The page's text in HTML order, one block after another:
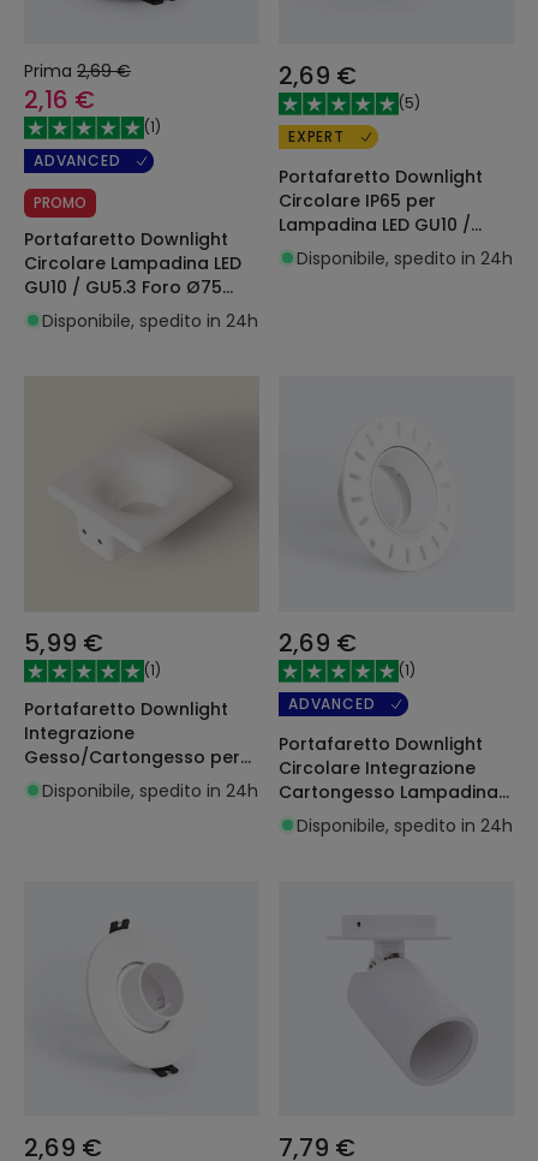
Prima 2,69 €
2,16 €
(1)
ADVANCED
PROMO
Portafaretto Downlight
Circolare Lampadina LED
GU10 / GU5.3 Foro Ø75
mm Suefix
Disponibile, spedito in 24h
2,69 €
(5)
EXPERT
Portafaretto Downlight
Circolare IP65 per
Lampadina LED GU10 /
GU5.3 Foro Ø75 mm Minus
Disponibile, spedito in 24h
5,99 €
(1)
Portafaretto Downlight
Integrazione
Gesso/Cartongesso per
Lampadina LED GU10 /
GU5.3 Foro 120x120 mm
Disponibile, spedito in 24h
2,69 €
(1)
ADVANCED
Portafaretto Downlight
Circolare Integrazione
Cartongesso Lampadina
LED GU10 / GU5.3 Foro Ø70
mm Suefix
Disponibile, spedito in 24h
2,69 € 7,79 €